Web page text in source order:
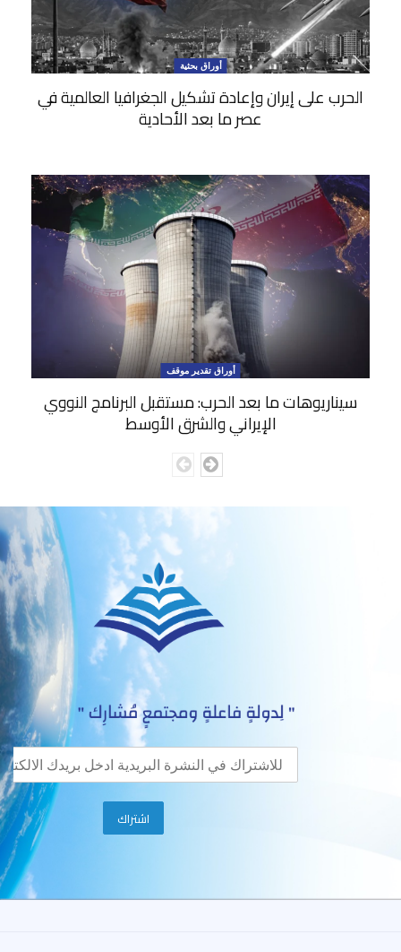
أوراق بحثية
الحرب على إيران وإعادة تشكيل الجغرافيا العالمية في
عصر ما بعد الأحادية
أوراق تقدير موقف
سيناريوهات ما بعد الحرب: مستقبل البرنامج النووي
الإيراني والشرق الأوسط